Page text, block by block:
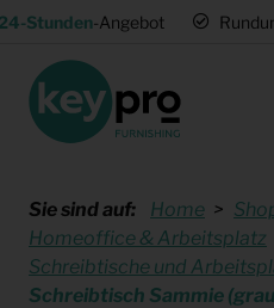
Stunden-Angebot
Sie sind auf: Home
Homeoffice & Arbeitsplatz
Schreibtische und
Schreibtisch Sammie